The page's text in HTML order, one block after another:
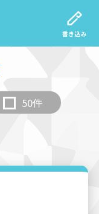
書き込み
50件